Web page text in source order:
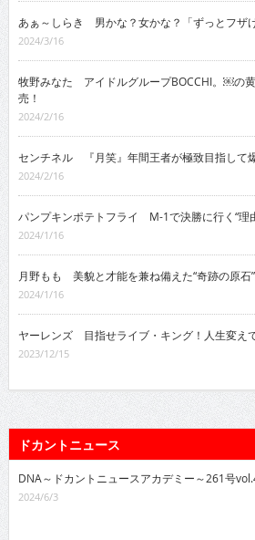
あぁ～しらき 男かな？女かな？「ずっとフザ
2024/3/16
牧野みなた アイドルグループBOCCHI。￼の
売！
2024/2/16
センチネル 『月笑』年間王者が極致目指して
2024/2/16
パンプキンポテトフライ M-1で決勝に行く“理
2024/1/16
月野もも 美貌と才能を兼ね備えた“奇跡の原石
2024/1/16
ヤーレンズ 目指せライブ・キング！人生変え
2023/12/15
ドカントニュース
DNA～ドカントニュースアカデミー～261号
2024/6/3